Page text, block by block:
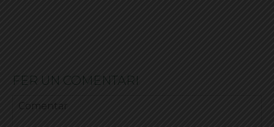
FER UN COMENTARI